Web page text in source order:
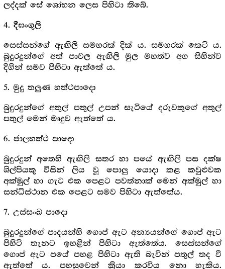
ලද්දක් සේ ශෝභන ලෙස පිහිටා තිබේ.
4. දීඝංගුලි
සෙස්සන්ගේ ඇඟිලි සමහරක් දික් ය. සමහරක් කෙටි ය.
බුදුරදුන්ගේ අත් පාවල ඇඟිලි මුල මහත්ව අග සිහින්ව
දිගින් සමව පිහිටා ඇත්තේ ය.
5. මුදු තලුණ හත්ථපාදො
බුදුරදුන්ගේ අතුල් පතුල් උපන් සැටියේ දරුවකුගේ අතුල්
පතුල් මෙන් මෘදුව ඇත්තේ ය.
6. ජාලහත්ථ පාදො
බුදුරදුන් අතෙහි ඇඟිලි සතර හා පයේ ඇඟිලි පස දක්ෂ
ශිල්පියකු විසින් ලිය වූ පොලු යොදා කළ කවුළුවක
අක්මුල් හා ගැට එක පෙළට පවත්නාක් මෙන් අක්මුල් හා
සන්ධිස්ථාන එක පෙළට සමව පිහිටා ඇත්තේය.
7. උස්සංඛ පාදො
බුදුරදුන්ගේ පාදයන්හි ගොප් ඇට අන්‍යයන්ගේ ගොප් ඇට
පිහිටි තැනට ඉහළින් පිහිටා ඇත්තේය. සෙස්සන්ගේ
ගොප් ඇට පයේ පහළ පිහිටා ඇති බැවින් පතුල් තද වී
ඇත්තේ ය. පහසුවෙන් ක්‍රියා කරවිය නො හැකිය.